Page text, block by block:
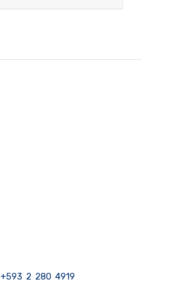
+593 2 280 4919